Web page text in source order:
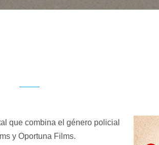
que combina el género policial
y Oportuna Films.